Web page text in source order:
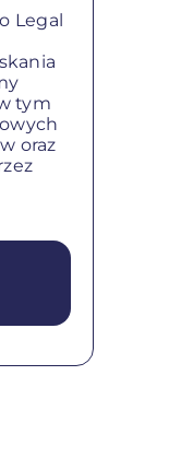
Legal
tym
oraz